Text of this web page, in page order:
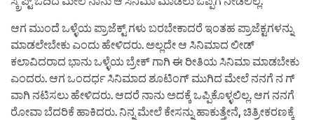
ಆಗ ಮುಂದೆ ಒಳ್ಳೆಯ ಪ್ರಾಜೆಕ್ಟ್ ಗಳು ಬರಬೇಕಾದರೆ ಇಂತಹ ಪ್ರಾಜೆಕ್ಟಗಳನ್ನು
ಮಾಡಲೇಬೇಕು ಎಂದು ಹೇಳಿದರು. ಅಲ್ಲದೇ ಆ ಸಿನಿಮಾದ ಲೀಡ್
ಕಲಾವಿದರಾದ ಭಾನು ಒಳ್ಳೆಯ ಬ್ರೇಕ್ ಗಾಗಿ ಈ ರೀತಿಯ ಸಿನಿಮಾ ಮಾಡಬೇಕು
ಎಂದರು. ಆಗ ಒಂದರ್ಧ ಸಿನಿಮಾದ ಶೂಟಿಂಗ್ ಮುಗಿದ ಮೇಲೆ ನನಗೆ ನ ಗ್
ವಾಗಿ ನಟಿಸಲು ಹೇಳಿದರು. ಆದರೆ ನಾನು ಅದಕ್ಕೆ ಒಪ್ಪಿಕೊಳ್ಳಲಿಲ್ಲ. ಆಗ ನನಗೆ
ರೋವಾ ಬೆದರಿಕೆ ಹಾಕಿದರು. ನಿನ್ನ ಮೇಲೆ ಕೇಸನ್ನು ಹಾಕುತ್ತೇನೆ, ಚಿತ್ರೀಕರಣಕ್ಕೆ